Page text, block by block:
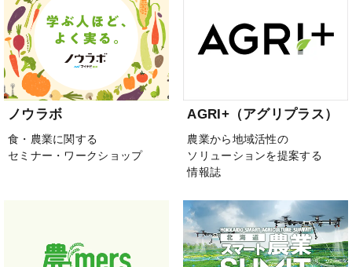
ノウラボ
食・農業に関する
セミナー・ワークショップ
AGRI+（アグリプラス）
農業から地域活性の
ソリューションを提案する
情報誌